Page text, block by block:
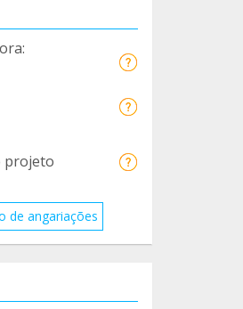
projeto
de angariações